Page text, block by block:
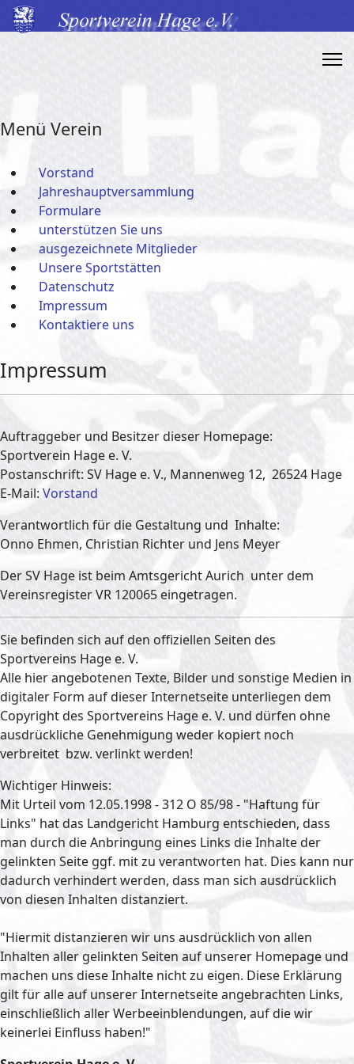
Menü Verein
Vorstand
Jahreshauptversammlung
Formulare
unterstützen Sie uns
ausgezeichnete Mitglieder
Unsere Sportstätten
Datenschutz
Impressum
Kontaktiere uns
Impressum
Auftraggeber und Besitzer dieser Homepage:
Sportverein Hage e. V.
Postanschrift: SV Hage e. V., Mannenweg 12, 26524 Hage
E-Mail: Vorstand
Verantwortlich für die Gestaltung und Inhalte:
Onno Ehmen, Christian Richter und Jens Meyer
Der SV Hage ist beim Amtsgericht Aurich unter dem
Vereinsregister VR 120065 eingetragen.
Sie befinden sich auf den offiziellen Seiten des
Sportvereins Hage e. V.
Alle hier angebotenen Texte, Bilder und sonstige Medien in
digitaler Form auf dieser Internetseite unterliegen dem
Copyright des Sportvereins Hage e. V. und dürfen ohne
ausdrückliche Genehmigung weder kopiert noch
verbreitet bzw. verlinkt werden!
Wichtiger Hinweis:
Mit Urteil vom 12.05.1998 - 312 O 85/98 - "Haftung für
Links" hat das Landgericht Hamburg entschieden, dass
man durch die Anbringung eines Links die Inhalte der
gelinkten Seite ggf. mit zu verantworten hat. Dies kann nur
dadurch verhindert werden, dass man sich ausdrücklich
von diesen Inhalten distanziert.
"Hiermit distanzieren wir uns ausdrücklich von allen
Inhalten aller gelinkten Seiten auf unserer Homepage und
machen uns diese Inhalte nicht zu eigen. Diese Erklärung
gilt für alle auf unserer Internetseite angebrachten Links,
einschließlich aller Werbeeinblendungen, auf die wir
keinerlei Einfluss haben!"